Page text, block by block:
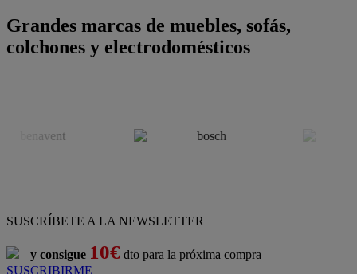
Grandes marcas de muebles, sofás,
colchones y electrodomésticos
SUSCRÍBETE A LA NEWSLETTER
y consigue 10€ dto para la próxima compra
SUSCRIBIRME